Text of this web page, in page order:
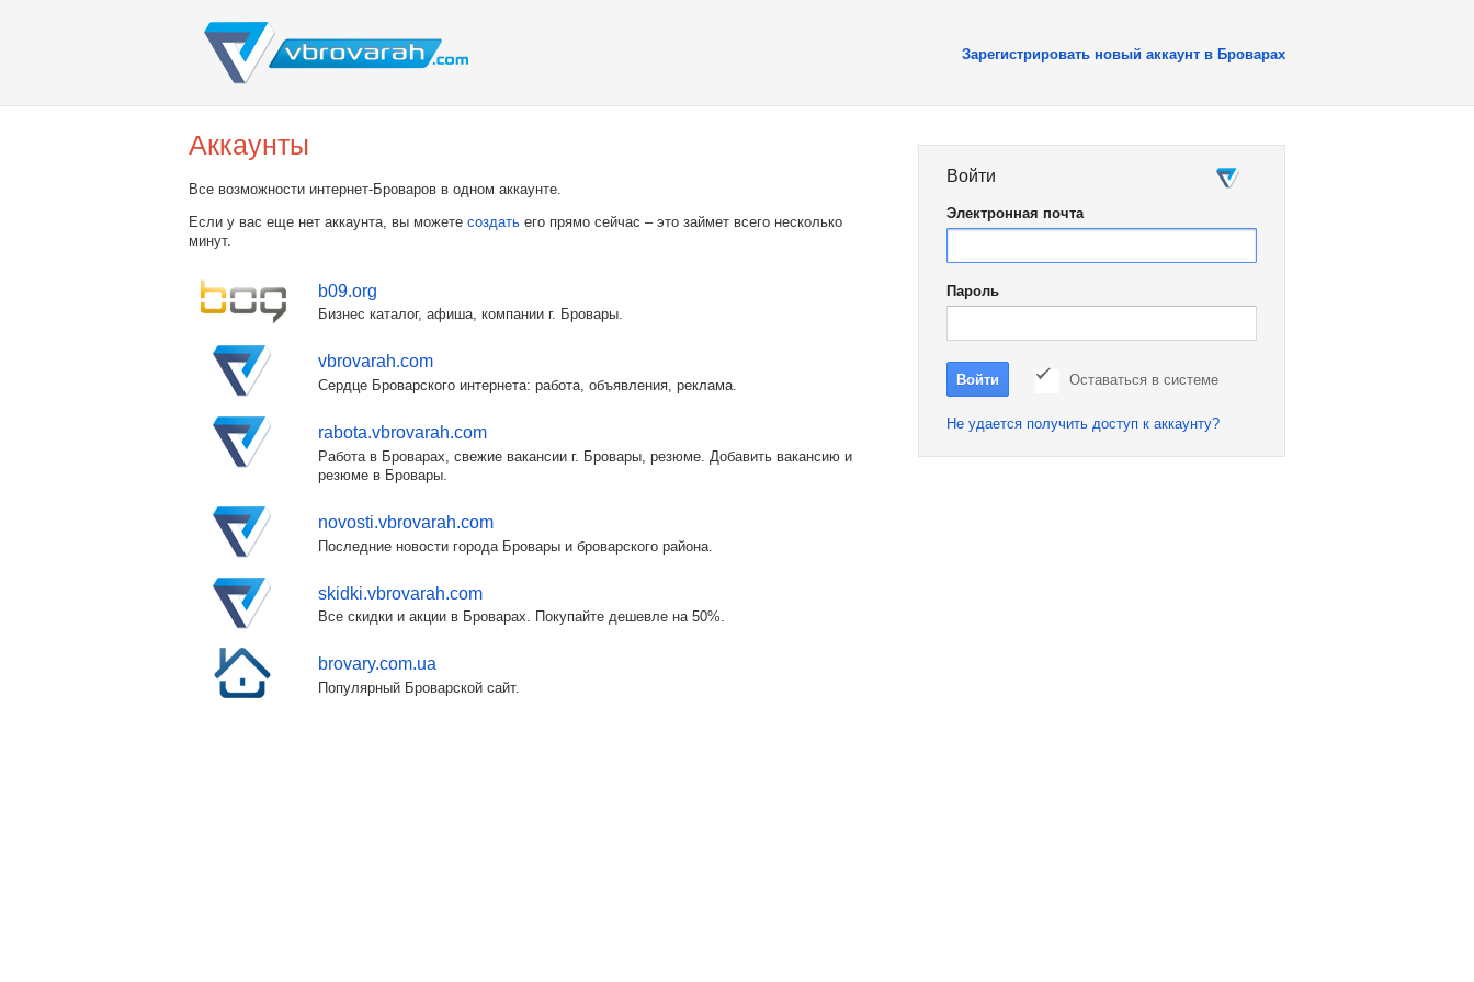
Зарегистрировать новый аккаунт в Броварах
Войти
Электронная почта
Пароль
Оставаться в системе
Не удается получить доступ к аккаунту?
Аккаунты
Все возможности интернет-Броваров в одном аккаунте.
Если у вас еще нет аккаунта, вы можете создать его прямо сейчас – это займет всего несколько
минут.
b09.org
Бизнес каталог, афиша, компании г. Бровары.
vbrovarah.com
Сердце Броварского интернета: работа, объявления, реклама.
rabota.vbrovarah.com
Работа в Броварах, свежие вакансии г. Бровары, резюме. Добавить вакансию и
резюме в Бровары.
novosti.vbrovarah.com
Последние новости города Бровары и броварского района.
skidki.vbrovarah.com
Все скидки и акции в Броварах. Покупайте дешевле на 50%.
brovary.com.ua
Популярный Броварской сайт.